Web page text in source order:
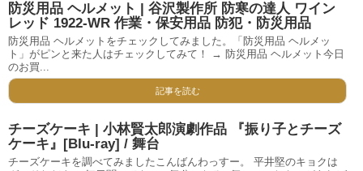
防災用品 ヘルメット | 谷沢製作所 防寒の達人 ワイン
レッド 1922-WR 作業・保安用品 防犯・防災用品
防災用品 ヘルメットをチェックしてみました。「防災用品 ヘルメッ
ト」がピンと来た人はチェックしてみて！ → 防災用品 ヘルメット今日
のお買...
記事を読む
チーズケーキ | 小林賢太郎演劇作品 『振り子とチーズ
ケーキ』[Blu-ray] / 舞台
チーズケーキを調べてみましたこんばんわっすー。 平井堅のキョクは